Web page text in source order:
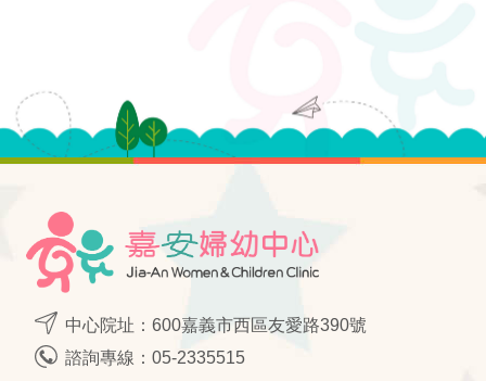
中心院址：600嘉義市西區友愛路390號
諮詢專線： 05-2335515